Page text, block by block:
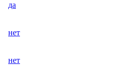
да
нет
нет